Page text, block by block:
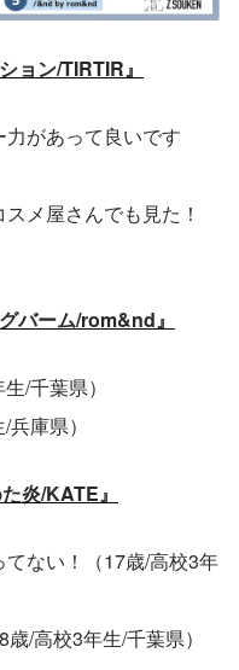
ョン/TIRTIR』
力があって良いです
メ屋さんでも見た！
バーム/rom&nd』
/千葉県）
庫県）
炎/KATE』
てない！（17歳/高校3年
/高校3年生/千葉県）